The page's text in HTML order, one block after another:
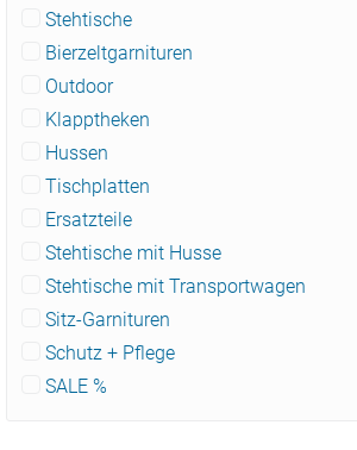
Stehtische
Bierzeltgarnituren
Outdoor
Klapptheken
Hussen
Tischplatten
Ersatzteile
Stehtische mit Husse
Stehtische mit Transportwagen
Sitz-Garnituren
Schutz + Pflege
SALE %